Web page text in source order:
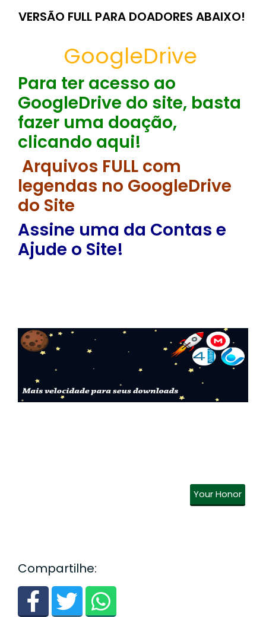
VERSÃO FULL PARA DOADORES ABAIXO!
GoogleDrive
Para ter acesso ao
GoogleDrive do site, basta
fazer uma doação,
clicando aqui!
Arquivos FULL com
legendas no GoogleDrive
do Site
Assine uma da Contas e
Ajude o Site!
Your Honor
Compartilhe: